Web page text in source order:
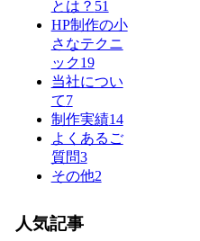
とは？ 51
HP制作の小
さなテクニ
ック19
当社につい
て7
制作実績14
よくあるご
質問3
その他2
人気記事